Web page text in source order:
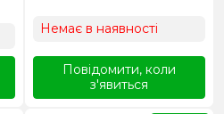
Немає в наявності
Повідомити, коли
з'явиться